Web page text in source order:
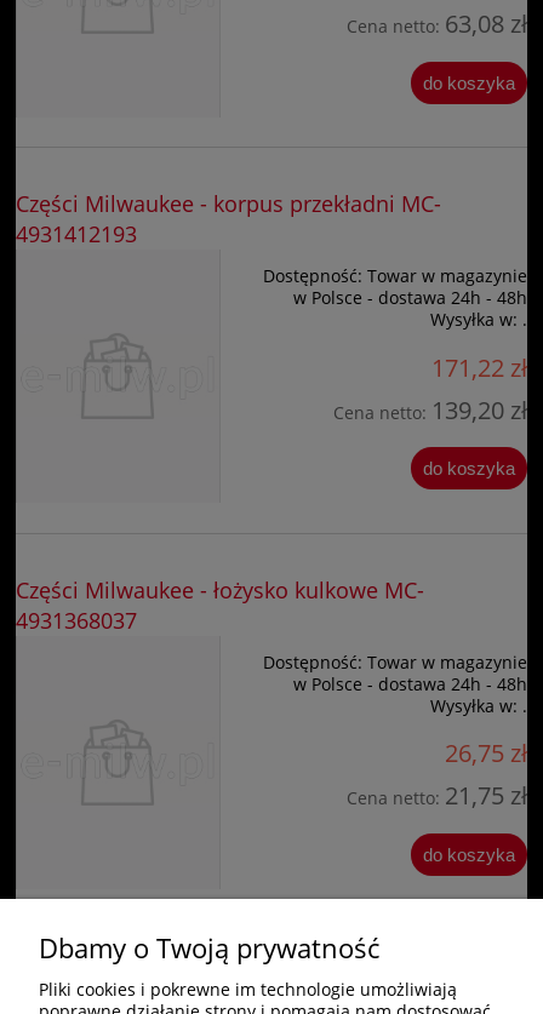
Cena netto: 63,08 zł
do koszyka
Części Milwaukee - korpus przekładni MC-
4931412193
Dostępność: Towar w magazynie
w Polsce - dostawa 24h - 48h
Wysyłka w: .
171,22 zł
Cena netto: 139,20 zł
do koszyka
Części Milwaukee - łożysko kulkowe MC-
4931368037
Dostępność: Towar w magazynie
w Polsce - dostawa 24h - 48h
Wysyłka w: .
26,75 zł
Cena netto: 21,75 zł
do koszyka
« 1 2
Dbamy o Twoją prywatność
Pliki cookies i pokrewne im technologie umożliwiają